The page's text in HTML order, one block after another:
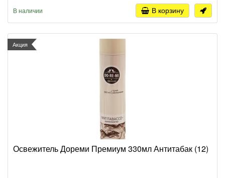
В наличии В корзину
Акция
Освежитель Дореми Премиум 330мл Антитабак (12)